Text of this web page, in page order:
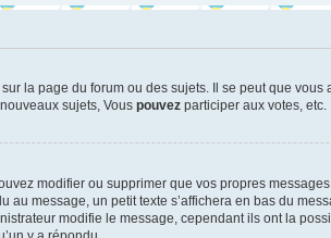
la page du forum ou des sujets. Il se peut que
sujets, Vous pouvez participer aux votes, etc.
modifier ou supprimer que vos propres
message, un petit texte s’affichera en bas du
modifie le message, cependant ils ont la